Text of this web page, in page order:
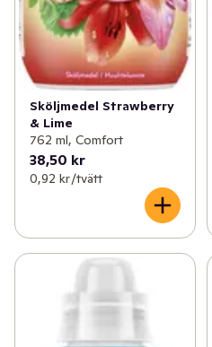
Sköljmedel Strawberry
& Lime
762 ml, Comfort
38,50 kr
0,92 kr /tvätt